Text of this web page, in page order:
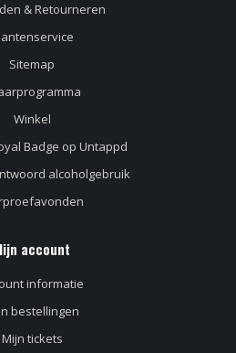
& Retourneren
Sitemap
Winkel
Badge op Untappd
alcoholgebruik
account
informatie
bestellingen
Mijn tickets